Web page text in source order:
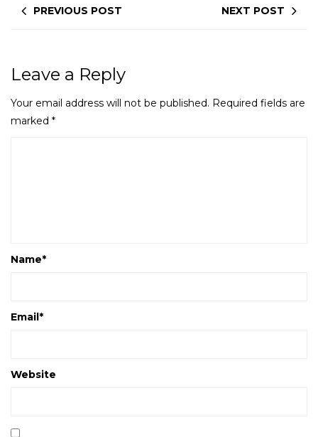
PREVIOUS POST NEXT POST
Leave a Reply
Your email address will not be published. Required fields are
marked *
Name*
Email*
Website